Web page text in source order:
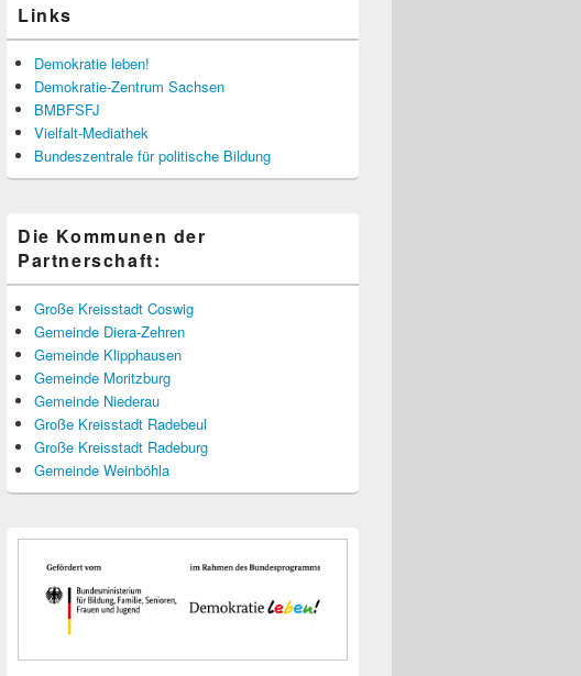
Links
Demokratie leben!
Demokratie-Zentrum Sachsen
BMBFSFJ
Vielfalt-Mediathek
Bundeszentrale für politische Bildung
Die Kommunen der
Partnerschaft:
Große Kreisstadt Coswig
Gemeinde Diera-Zehren
Gemeinde Klipphausen
Gemeinde Moritzburg
Gemeinde Niederau
Große Kreisstadt Radebeul
Große Kreisstadt Radeburg
Gemeinde Weinböhla